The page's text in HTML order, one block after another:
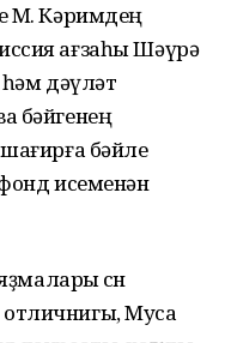
М. Кә­рим­дең
ағзаһы Шәүрә
дәүләт
бәйгенең
бәйле
исеменән
өсөн
Муса